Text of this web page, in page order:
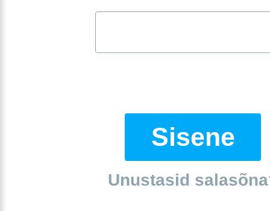
Sisene
Unustasid